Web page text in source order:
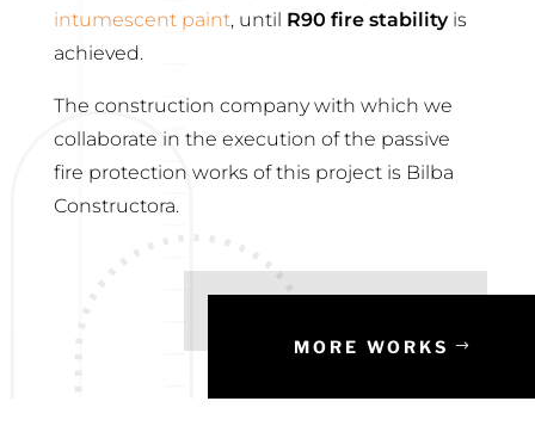
intumescent paint, until R90 fire stabilityis
achieved.
The construction company with which we
collaborate in the execution of the passive
fire protection works of this project is Bilba
Constructora.
MORE WORKS